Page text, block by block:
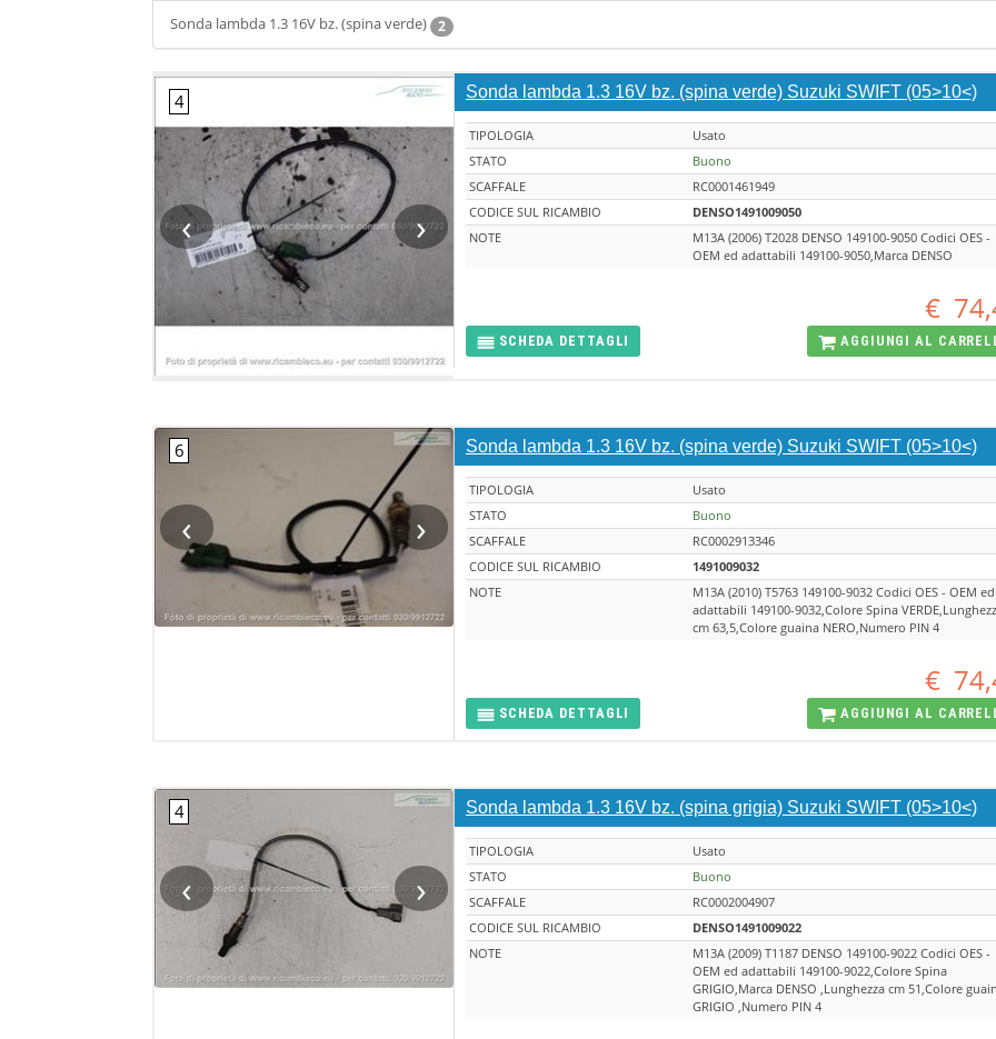
Sonda lambda 1.3 16V bz. (spina verde) 2
‹ ›
Sonda lambda 1.3 16V bz. (spina verde) Suzuki SWIFT (05>10<)
TIPOLOGIA
Usato
STATO
Buono
SCAFFALE
RC0001461949
CODICE SUL RICAMBIO
DENSO1491009050
NOTE
M13A (2006) T2028 DENSO 149100-9050 Codici OES -
OEM ed adattabili 149100-9050,Marca DENSO
€
SCHEDA DETTAGLI AGGIUNGI AL
‹ ›
Sonda lambda 1.3 16V bz. (spina verde) Suzuki SWIFT (05>10<)
TIPOLOGIA
Usato
STATO
Buono
SCAFFALE
RC0002913346
CODICE SUL RICAMBIO
1491009032
NOTE
M13A (2010) T5763 149100-9032 Codici OES - OEM ed
adattabili 149100-9032,Colore Spina
cm 63,5,Colore guaina NERO,Numero PIN 4
€
SCHEDA DETTAGLI AGGIUNGI AL
‹ ›
Sonda lambda 1.3 16V bz. (spina grigia) Suzuki SWIFT (05>10<)
TIPOLOGIA
Usato
STATO
Buono
SCAFFALE
RC0002004907
CODICE SUL RICAMBIO
DENSO1491009022
NOTE
M13A (2009) T1187 DENSO 149100-9022 Codici OES -
OEM ed adattabili 149100-9022,Colore Spina
GRIGIO,Marca DENSO ,Lunghezza cm 51,Colore
GRIGIO ,Numero PIN 4